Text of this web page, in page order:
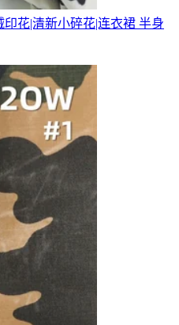
印花|清新小碎花|连衣裙 半身